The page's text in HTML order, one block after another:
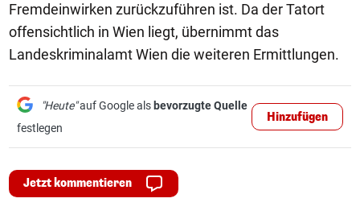
Fremdeinwirken zurückzuführen ist. Da der Tatort
offensichtlich in Wien liegt, übernimmt das
Landeskriminalamt Wien die weiteren Ermittlungen.
"Heute"auf Google als bevorzugte Quelle
festlegen
Hinzufügen
Jetzt kommentieren